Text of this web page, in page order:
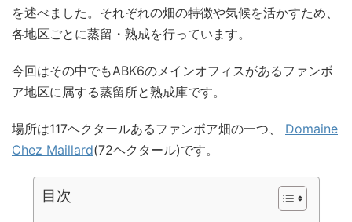
を述べました。それぞれの畑の特徴や気候を活かすため、
各地区ごとに蒸留・熟成を行っています。
今回はその中でもABK6のメインオフィスがあるファンボ
ア地区に属する蒸留所と熟成庫です。
場所は117ヘクタールあるファンボア畑の一つ、 Domaine
Chez Maillard(72ヘクタール)です。
目次